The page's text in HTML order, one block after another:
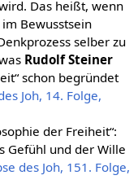
Das heißt, wenn
Bewusstsein
selber zu
Rudolf Steiner
schon begründet
Joh, 14. Folge,
der Freiheit“:
Gefühl und der Wille
des Joh, 151. Folge,